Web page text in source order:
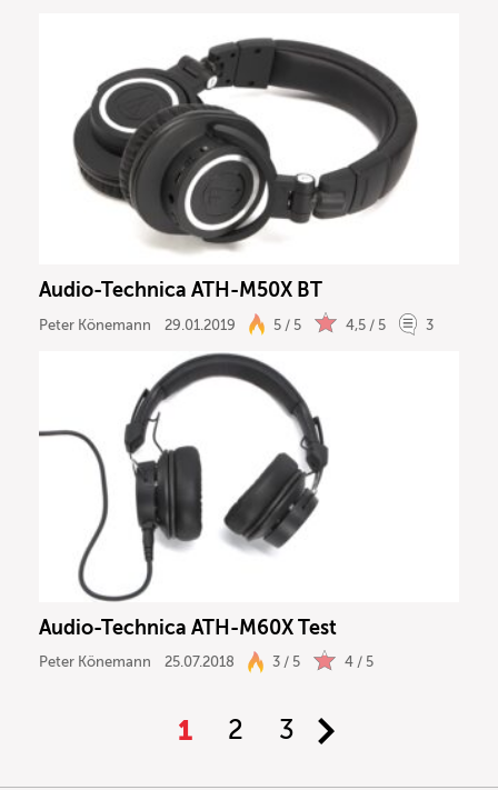
Audio-Technica ATH-M50X BT
Peter Könemann 29.01.2019 5 / 5 4,5 / 5 3
Audio-Technica ATH-M60X Test
Peter Könemann 25.07.2018 3 / 5 4 / 5
1 2 3